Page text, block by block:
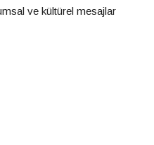
ve kültürel mesajlar